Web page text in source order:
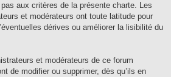
aux critères de la présente charte. Les
et modérateurs ont toute latitude pour
dérives ou améliorer la lisibilité du
et modérateurs de ce forum
de modifier ou supprimer, dès qu’ils en